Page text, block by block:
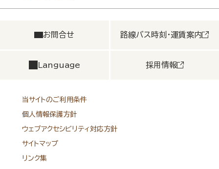
お問合せ 路線バス時刻・運賃案内
Language 採用情報
当サイトのご利用条件
個人情報保護方針
ウェブアクセシビリティ対応方針
サイトマップ
リンク集